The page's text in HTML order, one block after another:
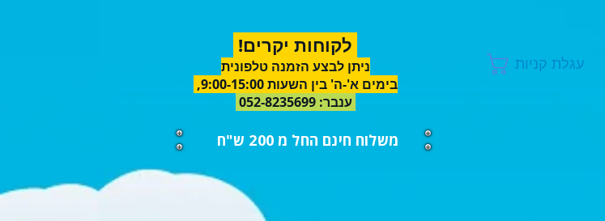
עגלת קניות
לקוחות יקרים!
ניתן לבצע הזמנה טלפונית
בימים א'-ה' בין השעות 9:00-15:00,
ענבר:
052-8235699
משלוח חינם החל מ 200 ש"ח